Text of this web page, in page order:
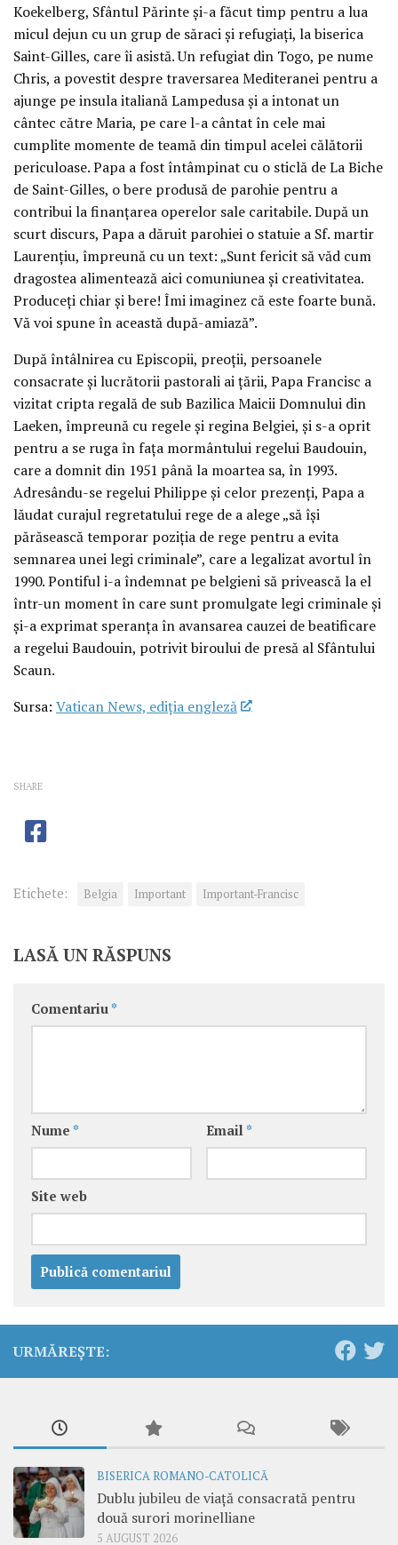
Koekelberg, Sfântul Părinte și-a făcut timp pentru a lua
micul dejun cu un grup de săraci și refugiați, la biserica
Saint-Gilles, care îi asistă. Un refugiat din Togo, pe nume
Chris, a povestit despre traversarea Mediteranei pentru a
ajunge pe insula italiană Lampedusa și a intonat un
cântec către Maria, pe care l-a cântat în cele mai
cumplite momente de teamă din timpul acelei călătorii
periculoase. Papa a fost întâmpinat cu o sticlă de La Biche
de Saint-Gilles, o bere produsă de parohie pentru a
contribui la finanțarea operelor sale caritabile. După un
scurt discurs, Papa a dăruit parohiei o statuie a Sf. martir
Laurențiu, împreună cu un text: „Sunt fericit să văd cum
dragostea alimentează aici comuniunea și creativitatea.
Produceți chiar și bere! Îmi imaginez că este foarte bună.
Vă voi spune în această după-amiază”.
După întâlnirea cu Episcopii, preoții, persoanele
consacrate și lucrătorii pastorali ai țării, Papa Francisc a
vizitat cripta regală de sub Bazilica Maicii Domnului din
Laeken, împreună cu regele și regina Belgiei, și s-a oprit
pentru a se ruga în fața mormântului regelui Baudouin,
care a domnit din 1951 până la moartea sa, în 1993.
Adresându-se regelui Philippe și celor prezenți, Papa a
lăudat curajul regretatului rege de a alege „să își
părăsească temporar poziția de rege pentru a evita
semnarea unei legi criminale”, care a legalizat avortul în
1990. Pontiful i-a îndemnat pe belgieni să privească la el
într-un moment în care sunt promulgate legi criminale și
și-a exprimat speranța în avansarea cauzei de beatificare
a regelui Baudouin, potrivit biroului de presă al Sfântului
Scaun.
Sursa: Vatican News, ediția engleză
SHARE
Etichete: Belgia Important Important-Francisc
LASĂ UN RĂSPUNS
Comentariu *
Nume * Email *
Site web
URMĂREȘTE:
BISERICA ROMANO-CATOLICĂ
Dublu jubileu de viață consacrată pentru
două surori morinelliane
5 AUGUST 2026